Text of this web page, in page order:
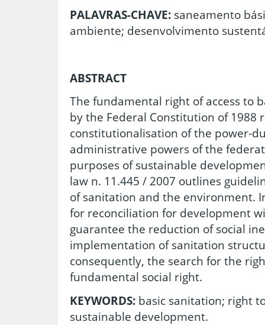
PALAVRAS-CHAVE: saneamento
ambiente; desenvolvimento
ABSTRACT
The fundamental right of access to
by the Federal Constitution of 1988
constitutionalisation of the power-
administrative powers of the
purposes of sustainable
law n. 11.445 / 2007 outlines
of sanitation and the environment.
for reconciliation for development
guarantee the reduction of social
implementation of sanitation
consequently, the search for the
fundamental social right.
KEYWORDS: basic sanitation; right
sustainable development.